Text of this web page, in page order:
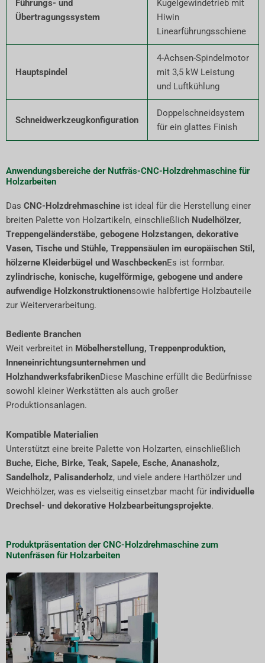
Führungs- und
Übertragungssystem
Kugelgewindetrieb mit
Hiwin
Linearführungsschiene
Hauptspindel
4-Achsen-Spindelmotor
mit 3,5 kW Leistung
und Luftkühlung
Schneidwerkzeugkonfiguration
Doppelschneidsystem
für ein glattes Finish
Anwendungsbereiche der Nutfräs-CNC-Holzdrehmaschine für
Holzarbeiten
Das CNC-Holzdrehmaschine ist ideal für die Herstellung einer
breiten Palette von Holzartikeln, einschließlich Nudelhölzer,
Treppengeländerstäbe, gebogene Holzstangen, dekorative
Vasen, Tische und Stühle, Treppensäulen im europäischen Stil,
hölzerne Kleiderbügel und WaschbeckenEs ist formbar.
zylindrische, konische, kugelförmige, gebogene und andere
aufwendige Holzkonstruktionensowie halbfertige Holzbauteile
zur Weiterverarbeitung.
Bediente Branchen
Weit verbreitet in Möbelherstellung, Treppenproduktion,
Inneneinrichtungsunternehmen und
HolzhandwerksfabrikenDiese Maschine erfüllt die Bedürfnisse
sowohl kleiner Werkstätten als auch großer
Produktionsanlagen.
Kompatible Materialien
Unterstützt eine breite Palette von Holzarten, einschließlich
Buche, Eiche, Birke, Teak, Sapele, Esche, Ananasholz,
Sandelholz, Palisanderholz, und viele andere Harthölzer und
Weichhölzer, was es vielseitig einsetzbar macht für individuelle
Drechsel- und dekorative Holzbearbeitungsprojekte.
Produktpräsentation der CNC-Holzdrehmaschine zum
Nutenfräsen für Holzarbeiten